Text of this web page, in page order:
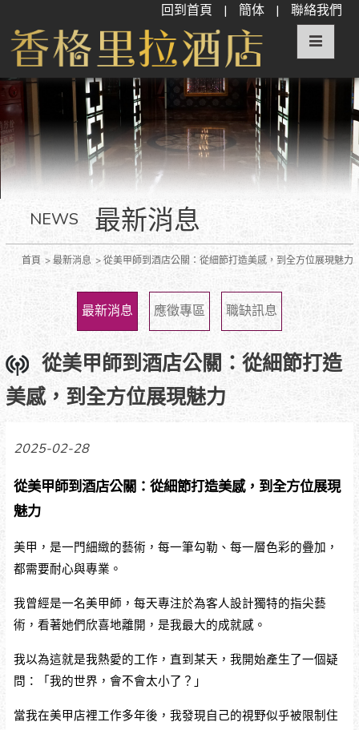
回到首頁 | 簡体 | 聯絡我們
NEWS 最新消息
首頁 最新消息 從美甲師到酒店公關：從細節打造美感，到全方位展現魅力
最新消息 應徵專區 職缺訊息
從美甲師到酒店公關：從細節打造
美感，到全方位展現魅力
2025-02-28
從美甲師到酒店公關：從細節打造美感，到全方位展現
魅力
美甲，是一門細緻的藝術，每一筆勾勒、每一層色彩的疊加，
都需要耐心與專業。
我曾經是一名美甲師，每天專注於為客人設計獨特的指尖藝
術，看著她們欣喜地離開，是我最大的成就感。
我以為這就是我熱愛的工作，直到某天，我開始產生了一個疑
問：「我的世界，會不會太小了？」
當我在美甲店裡工作多年後，我發現自己的視野似乎被限制住